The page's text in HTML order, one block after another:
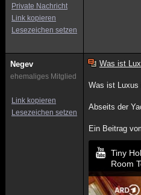
Private Nachricht
Link kopieren
Lesezeichen setzen
Negev
ehemaliges Mitglied
Link kopieren
Lesezeichen setzen
Was ist
Was ist Luxus
Abseits der
Ein Beitrag
Tiny
Room